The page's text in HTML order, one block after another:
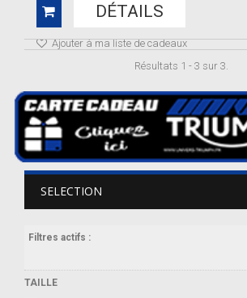
DÉTAILS
Ajouter à ma liste de cadeaux
Résultats 1 - 3 sur 3.
SELECTION
Filtres actifs :
TAILLE